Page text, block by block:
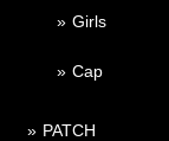
Girls
Cap
PATCH